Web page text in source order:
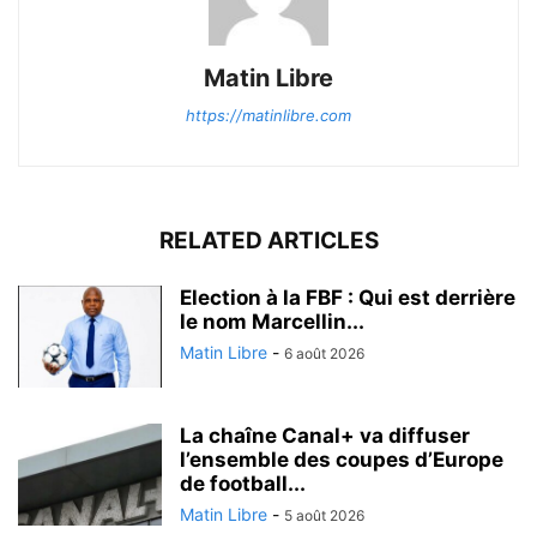
Matin Libre
https://matinlibre.com
RELATED ARTICLES
Election à la FBF : Qui est derrière
le nom Marcellin...
Matin Libre - 6 août 2026
La chaîne Canal+ va diffuser
l’ensemble des coupes d’Europe
de football...
Matin Libre - 5 août 2026